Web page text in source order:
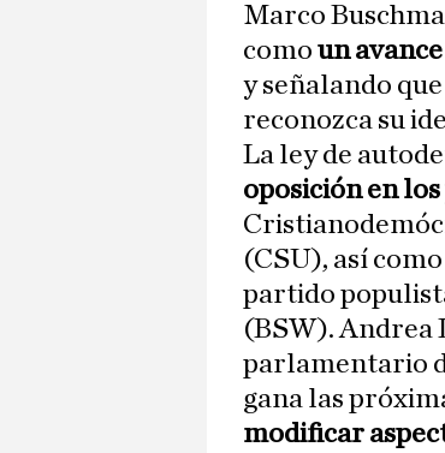
Marco
como un avance
y señalando
reconozca su
La ley de
oposición en
(CSU), así
partido
(BSW). Andrea
parlamentario
gana las
modificar